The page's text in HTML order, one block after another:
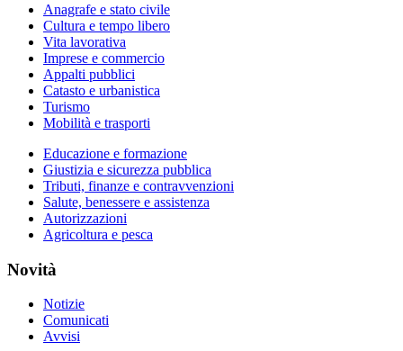
Anagrafe e stato civile
Cultura e tempo libero
Vita lavorativa
Imprese e commercio
Appalti pubblici
Catasto e urbanistica
Turismo
Mobilità e trasporti
Educazione e formazione
Giustizia e sicurezza pubblica
Tributi, finanze e contravvenzioni
Salute, benessere e assistenza
Autorizzazioni
Agricoltura e pesca
Novità
Notizie
Comunicati
Avvisi